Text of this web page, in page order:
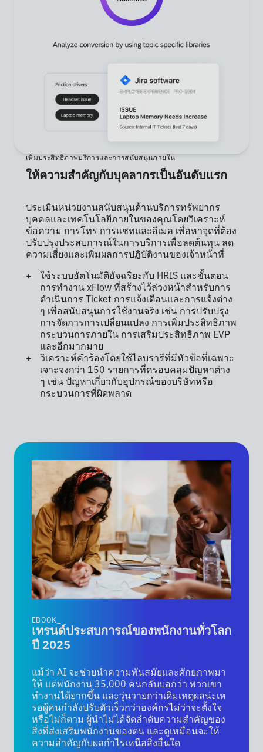
เพิ่มประสิทธิภาพบริการและการสนับสนุนภายใน
ให้ความสำคัญกับบุคลากรเป็นอันดับแรก
ประเมินหน่วยงานสนับสนุนด้านบริการทรัพยากร
บุคคลและเทคโนโลยีภายในของคุณโดยวิเคราะห์
ข้อความ การโทร การแชทและอีเมล เพื่อหาจุดที่ต้อง
ปรับปรุงประสบการณ์ในการบริการเพื่อลดต้นทุน ลด
ความเสี่ยงและเพิ่มผลการปฏิบัติงานของเจ้าหน้าที่
ใช้ระบบอัตโนมัติอัจฉริยะกับ HRIS และขั้นตอน
การทำงาน xFlow ที่สร้างไว้ล่วงหน้าสำหรับการ
ดำเนินการ Ticket การแจ้งเตือนและการแจ้งต่าง
ๆ เพื่อสนับสนุนการใช้งานจริง เช่น การปรับปรุง
การจัดการการเปลี่ยนแปลง การเพิ่มประสิทธิภาพ
กระบวนการภายใน การเสริมประสิทธิภาพ EVP
และอีกมากมาย
วิเคราะห์คำร้องโดยใช้ไลบรารีที่มีหัวข้อที่เฉพาะ
เจาะจงกว่า 150 รายการที่ครอบคลุมปัญหาต่าง
ๆ เช่น ปัญหาเกี่ยวกับอุปกรณ์ของบริษัทหรือ
กระบวนการที่ผิดพลาด
EBOOK_
เทรนด์ประสบการณ์ของพนักงานทั่วโลก
ปี 2025
แม้ว่า AI จะช่วยนำความทันสมัยและศักยภาพมา
ให้ แต่พนักงาน 35,000 คนกลับบอกว่า พวกเขา
ทำงานได้ยากขึ้น และวุ่นวายกว่าเดิมเหตุผลน่ะเห
รอผู้คนกำลังปรับตัวเร็วกว่าองค์กรไม่ว่าจะตั้งใจ
หรือไม่ก็ตาม ผู้นำไม่ได้จัดลำดับความสำคัญของ
สิ่งที่ส่งเสริมพนักงานของตน และดูเหมือนจะให้
ความสำคัญกับผลกำไรเหนือสิ่งอื่นใด